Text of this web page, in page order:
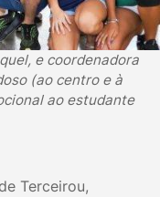
e coordenadora
(ao centro e à
ao estudante
Terceirou,